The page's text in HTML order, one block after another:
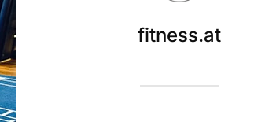
fitness.at